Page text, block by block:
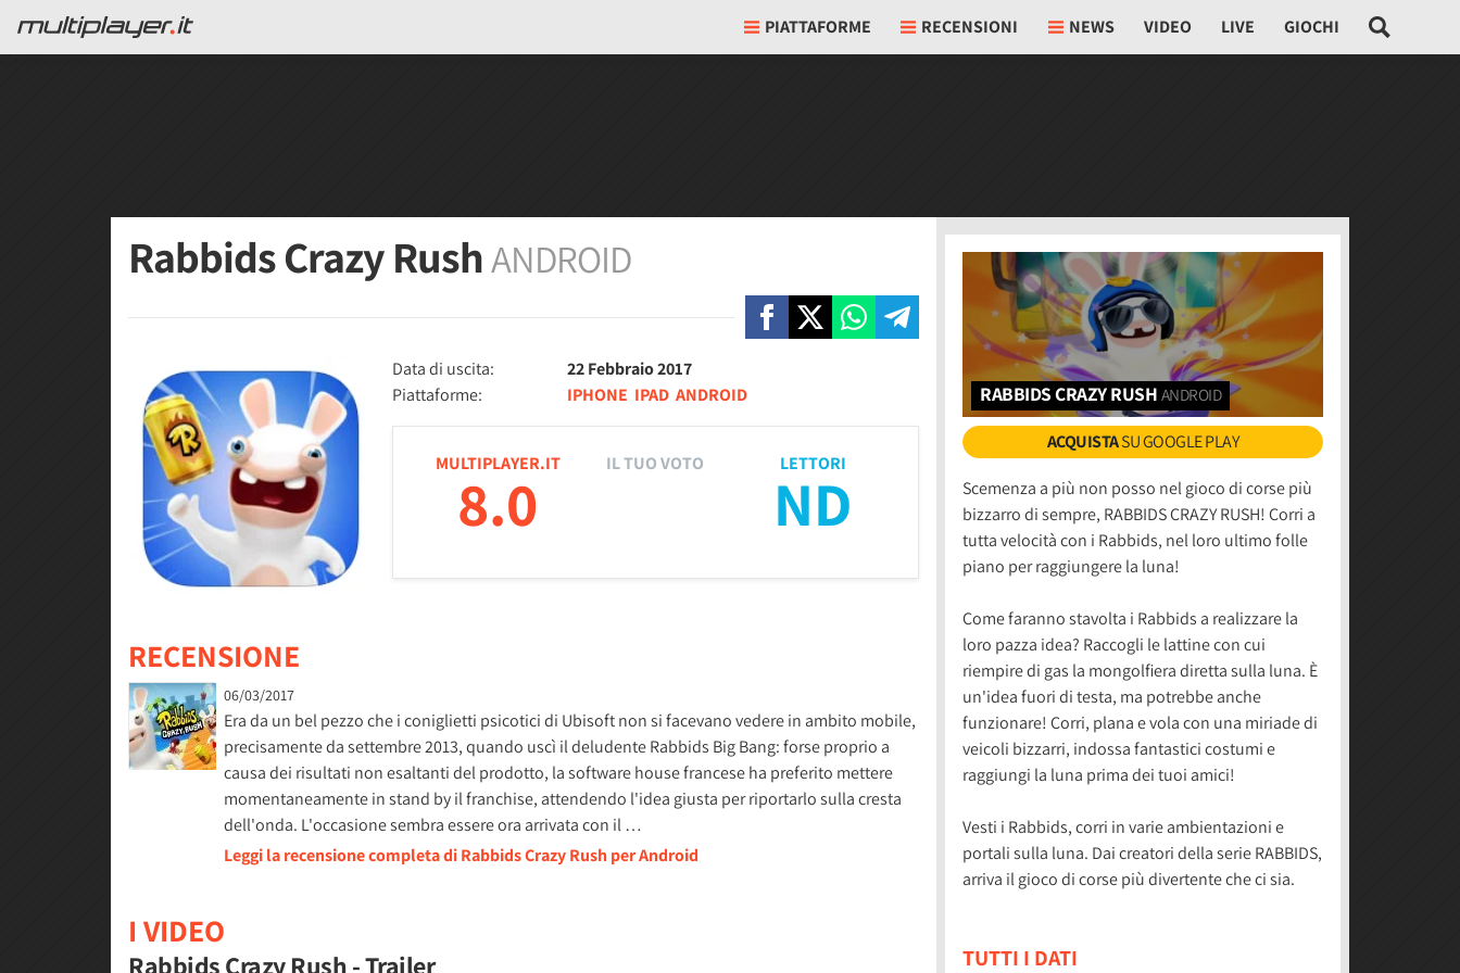
PIATTAFORME RECENSIONI NEWS VIDEO LIVE GIOCHI
Rabbids Crazy RushANDROID
Data di uscita:
22 Febbraio 2017
Piattaforme:
IPHONE IPAD ANDROID
MULTIPLAYER.IT
8.0
LETTORI
ND
IL TUO VOTO
RECENSIONE
06/03/2017
Era da un bel pezzo che i coniglietti psicotici di Ubisoft non si facevano vedere in ambito mobile,
precisamente da settembre 2013, quando uscì il deludente Rabbids Big Bang: forse proprio a
causa dei risultati non esaltanti del prodotto, la software house francese ha preferito mettere
momentaneamente in stand by il franchise, attendendo l'idea giusta per riportarlo sulla cresta
dell'onda. L'occasione sembra essere ora arrivata con il …
Leggi la recensione completa di Rabbids Crazy Rush per Android
I VIDEO
Rabbids Crazy Rush - Trailer
RABBIDS CRAZY RUSH ANDROID
ACQUISTASU GOOGLE PLAY
Scemenza a più non posso nel gioco di corse più
bizzarro di sempre, RABBIDS CRAZY RUSH! Corri a
tutta velocità con i Rabbids, nel loro ultimo folle
piano per raggiungere la luna!
Come faranno stavolta i Rabbids a realizzare la
loro pazza idea? Raccogli le lattine con cui
riempire di gas la mongolfiera diretta sulla luna. È
un'idea fuori di testa, ma potrebbe anche
funzionare! Corri, plana e vola con una miriade di
veicoli bizzarri, indossa fantastici costumi e
raggiungi la luna prima dei tuoi amici!
Vesti i Rabbids, corri in varie ambientazioni e
portali sulla luna. Dai creatori della serie RABBIDS,
arriva il gioco di corse più divertente che ci sia.
TUTTI I DATI